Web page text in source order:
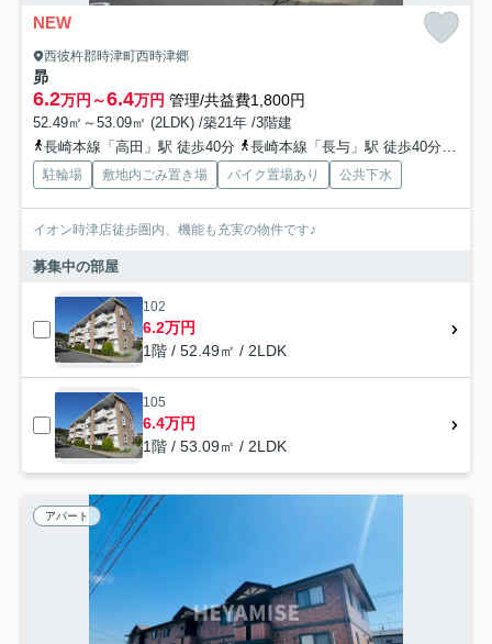
NEW
西彼杵郡時津町西時津郷
昴
6.2万円～6.4万円 管理/共益費1,800円
52.49㎡～53.09㎡ (2LDK) /築21年 /3階建
長崎本線「高田」駅 徒歩40分
長崎本線「長与」駅 徒歩40分
駐輪場 敷地内ごみ置き場 バイク置場あり 公共下水
イオン時津店徒歩圏内、機能も充実の物件です♪
募集中の部屋
102
6.2万円
1階 / 52.49㎡ / 2LDK
105
6.4万円
1階 / 53.09㎡ / 2LDK
アパート